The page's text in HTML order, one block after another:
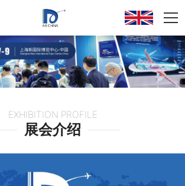
EXHIBITION PROFILE
展会介绍